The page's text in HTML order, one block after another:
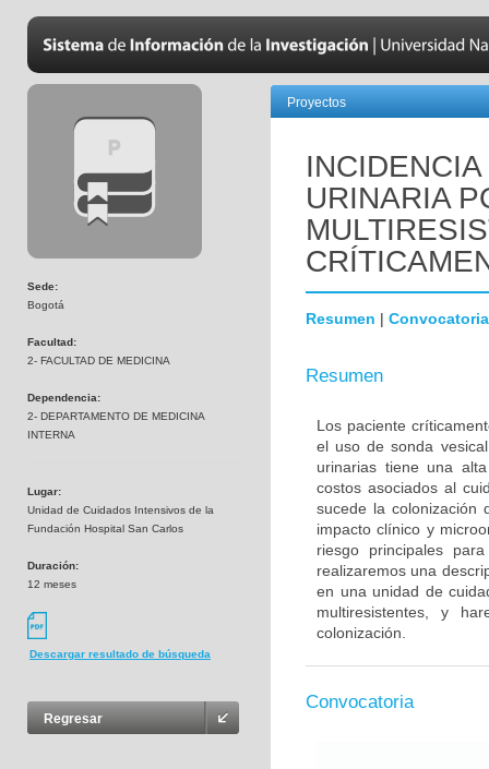
Sede:
Bogotá
Facultad:
2- FACULTAD DE MEDICINA
Dependencia:
2- DEPARTAMENTO DE MEDICINA
INTERNA
Lugar:
Unidad de Cuidados Intensivos de la
Fundación Hospital San Carlos
Duración:
12 meses
Descargar resultado de búsqueda
Regresar
Proyectos
URINARIA
Resumen | Convocatoria
Resumen
Los paciente
el uso de sonda
urinarias tiene una
costos asociados al
sucede la colonización
impacto clínico y
riesgo principales
realizaremos una
en una unidad de
multiresistentes, y
colonización.
Convocatoria